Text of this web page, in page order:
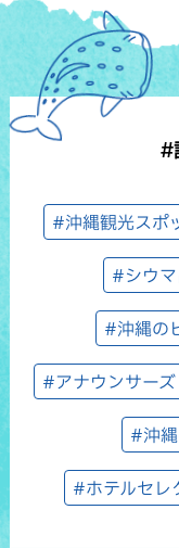
#
#沖縄観光スポ
#シウマ
#沖縄の
#アナウンサーズ
#沖
#ホテルセレ